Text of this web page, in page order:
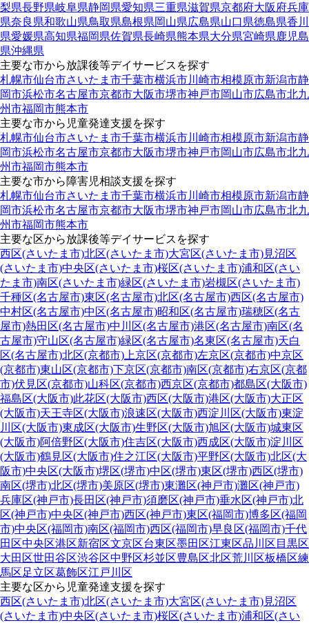
梨県長野県岐阜県静岡県愛知県三重県滋賀県京都府大阪府兵庫
県奈良県和歌山県鳥取県島根県岡山県広島県山口県徳島県香川
県愛媛県高知県福岡県佐賀県長崎県熊本県大分県宮崎県鹿児島
県沖縄県
主要な市から放課後等デイサービスを探す
札幌市仙台市さいたま市千葉市横浜市川崎市相模原市新潟市静
岡市浜松市名古屋市京都市大阪市堺市神戸市岡山市広島市北九
州市福岡市熊本市
主要な市から児童発達支援を探す
札幌市仙台市さいたま市千葉市横浜市川崎市相模原市新潟市静
岡市浜松市名古屋市京都市大阪市堺市神戸市岡山市広島市北九
州市福岡市熊本市
主要な市から障害児相談支援を探す
札幌市仙台市さいたま市千葉市横浜市川崎市相模原市新潟市静
岡市浜松市名古屋市京都市大阪市堺市神戸市岡山市広島市北九
州市福岡市熊本市
主要な区から放課後等デイサービスを探す
西区(さいたま市)北区(さいたま市)大宮区(さいたま市)見沼区
(さいたま市)中央区(さいたま市)桜区(さいたま市)浦和区(さい
たま市)南区(さいたま市)緑区(さいたま市)岩槻区(さいたま市)
千種区(名古屋市)東区(名古屋市)北区(名古屋市)西区(名古屋市)
中村区(名古屋市)中区(名古屋市)昭和区(名古屋市)瑞穂区(名古
屋市)熱田区(名古屋市)中川区(名古屋市)港区(名古屋市)南区(名
古屋市)守山区(名古屋市)緑区(名古屋市)名東区(名古屋市)天白
区(名古屋市)北区(京都市) 上京区(京都市)左京区(京都市)中京区
(京都市)東山区(京都市)下京区(京都市)南区(京都市)右京区(京都
市)伏見区(京都市)山科区(京都市)西京区(京都市)都島区(大阪市)
福島区(大阪市)此花区(大阪市)西区(大阪市)港区(大阪市)大正区
(大阪市)天王寺区(大阪市)浪速区(大阪市)西淀川区(大阪市)東淀
川区(大阪市)東成区(大阪市)生野区(大阪市)旭区(大阪市)城東区
(大阪市)阿倍野区(大阪市)住吉区(大阪市)西成区(大阪市)淀川区
(大阪市)鶴見区(大阪市)住之江区(大阪市)平野区(大阪市)北区(大
阪市)中央区(大阪市)堺区(堺市)中区(堺市)東区(堺市)西区(堺市)
南区(堺市)北区(堺市)美原区(堺市)東灘区(神戸市)灘区(神戸市)
兵庫区(神戸市)長田区(神戸市)須磨区(神戸市)垂水区(神戸市)北
区(神戸市)中央区(神戸市)西区(神戸市)東区(福岡市)博多区(福岡
市)中央区(福岡市)南区(福岡市)西区(福岡市)早良区(福岡市)千代
田区中央区港区新宿区文京区台東区墨田区江東区品川区 目黒区
大田区世田谷区渋谷区中野区杉並区豊島区北区荒川区板橋区練
馬区足立区葛飾区江戸川区
主要な区から児童発達支援を探す
西区(さいたま市)北区(さいたま市)大宮区(さいたま市)見沼区
(さいたま市)中央区(さいたま市)桜区(さいたま市)浦和区(さい